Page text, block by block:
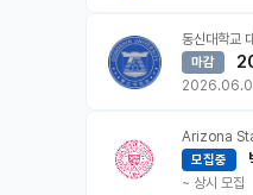
동신대학교
마감
Arizona
모집중
~ 상시 모집